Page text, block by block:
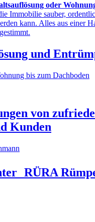
oder
Immobilie sauber,
kann. Alles aus einer
und
bis zum Dachboden
von
Kunden
RÜRA